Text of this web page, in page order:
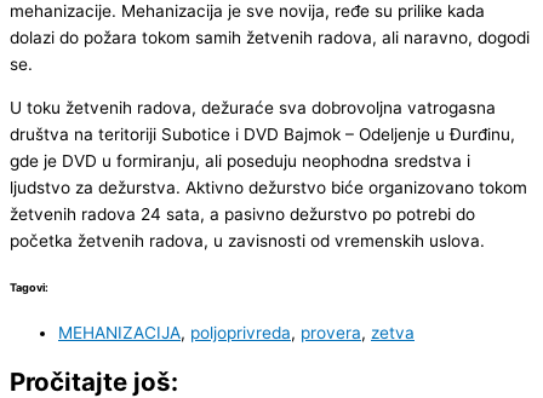
mehanizacije. Mehanizacija je sve novija, ređe su prilike kada
dolazi do požara tokom samih žetvenih radova, ali naravno, dogodi
se.
U toku žetvenih radova, dežuraće sva dobrovoljna vatrogasna
društva na teritoriji Subotice i DVD Bajmok – Odeljenje u Đurđinu,
gde je DVD u formiranju, ali poseduju neophodna sredstva i
ljudstvo za dežurstva. Aktivno dežurstvo biće organizovano tokom
žetvenih radova 24 sata, a pasivno dežurstvo po potrebi do
početka žetvenih radova, u zavisnosti od vremenskih uslova.
Tagovi:
MEHANIZACIJA, poljoprivreda, provera, zetva
Pročitajte još: